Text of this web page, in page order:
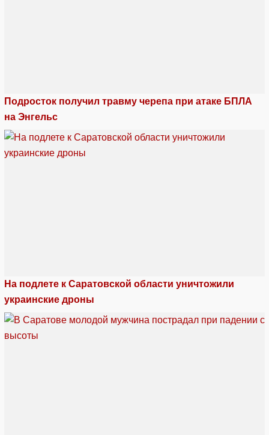
Подросток получил травму черепа при атаке БПЛА
на Энгельс
На подлете к Саратовской области уничтожили
украинские дроны